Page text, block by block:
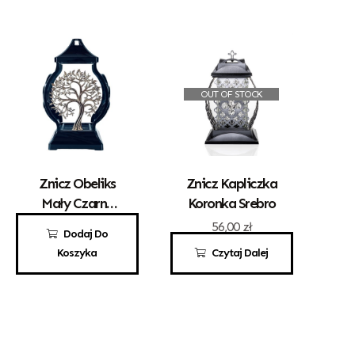
Dodaj Do
Koszyka
Znicz Obeliks
Mały Czarny
72,00 zł
OUT OF STOCK
Czytaj Dalej
Znicz Kapliczka
Koronka Srebro
56,00 zł